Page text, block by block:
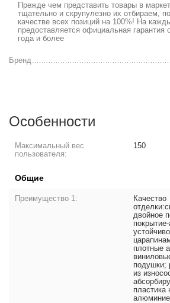
Прежде чем представить товары в
тщательно и скрупулезно их отбираем,
качестве всех позиций на 100%! На
предоставляется официальная гарантия
года и более
Бренд
Особенности
Максимальный вес
пользователя:
150
Общие
Преимущество 1:
Качество
двойное
плотные
подушки;
из
пластика